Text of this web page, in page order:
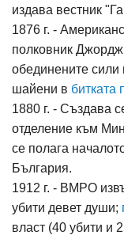
издава вестник
1876 г. -
полковник
обединените сили
шайени в битката
1880 г. - Създава
отделение към
се полага
България.
1912 г. - ВМРО
убити девет души;
власт (40 убити и